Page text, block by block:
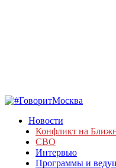
Новости
Конфликт на
СВО
Интервью
Программы и